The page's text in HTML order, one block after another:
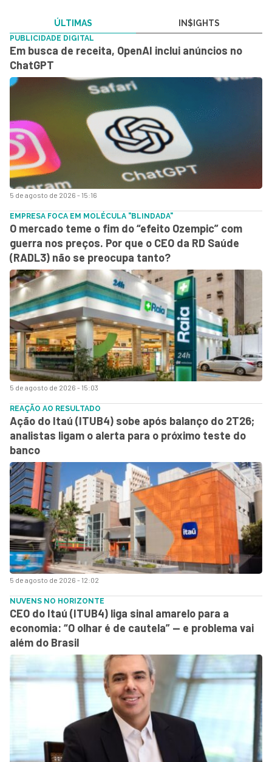
ÚLTIMAS IN$IGHTS
5 de agosto de 2026 - 15:16
PUBLICIDADE DIGITAL
Em busca de receita, OpenAI inclui anúncios no
ChatGPT
5 de agosto de 2026 - 15:03
EMPRESA FOCA EM MOLÉCULA "BLINDADA"
O mercado teme o fim do “efeito Ozempic” com
guerra nos preços. Por que o CEO da RD Saúde
(RADL3) não se preocupa tanto?
5 de agosto de 2026 - 12:02
REAÇÃO AO RESULTADO
Ação do Itaú (ITUB4) sobe após balanço do 2T26;
analistas ligam o alerta para o próximo teste do
banco
NUVENS NO HORIZONTE
CEO do Itaú (ITUB4) liga sinal amarelo para a
economia: “O olhar é de cautela” — e problema vai
além do Brasil